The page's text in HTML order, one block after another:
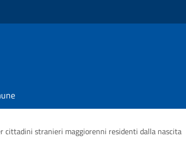
cittadini stranieri maggiorenni residenti dalla nascita